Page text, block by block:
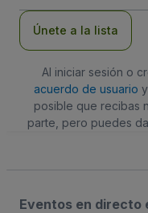
Únete a la lista
Al iniciar sesión o
acuerdo de usuario
posible que recibas
parte, pero puedes
Eventos en directo